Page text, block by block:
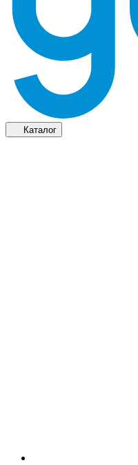
Каталог